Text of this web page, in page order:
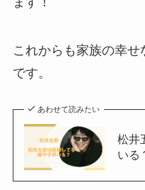
これからも家族の幸
です。
あわせて読みたい
松井
いる